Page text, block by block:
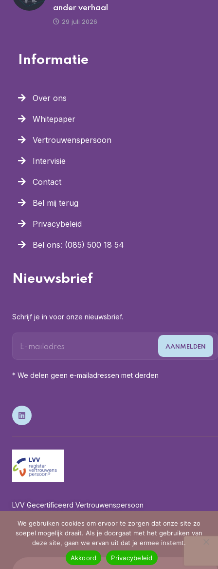
ander verhaal
29 juli 2026
Informatie
Over ons
Whitepaper
Vertrouwenspersoon
Intervisie
Contact
Bel mij terug
Privacybeleid
Bel ons: (085) 500 18 54
Nieuwsbrief
Schrijf je in voor onze nieuwsbrief.
* We delen geen e-mailadressen met derden
LVV Gecertificeerd Vertrouwenspersoon
We gebruiken cookies om ervoor te zorgen dat onze site zo
soepel mogelijk draait. Als je doorgaat met het gebruiken van
deze site, gaan we ervan uit dat je ermee instemt.
Akkoord
Privacybeleid